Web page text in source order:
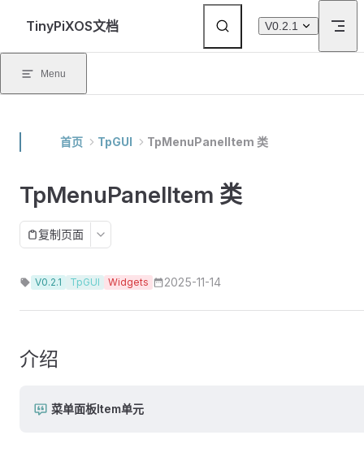
Skip to content
TinyPiXOS文档 V0.2.1
Menu
首页 TpGUI TpMenuPanelItem 类
TpMenuPanelItem 类
复制页面
V0.2.1 TpGUI Widgets 2025-11-14
介绍
菜单面板Item单元